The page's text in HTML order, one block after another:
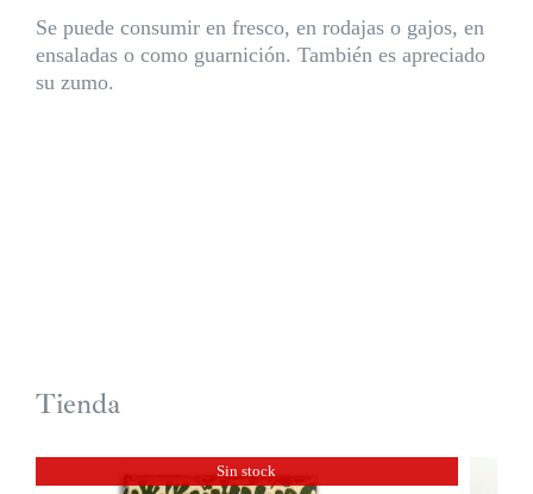
Se puede consumir en fresco, en rodajas o gajos, en
ensaladas o como guarnición. También es apreciado
su zumo.
Tienda
Sin stock